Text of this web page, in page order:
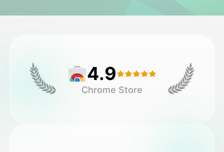
Altri strumenti 4.9
Chrome Store